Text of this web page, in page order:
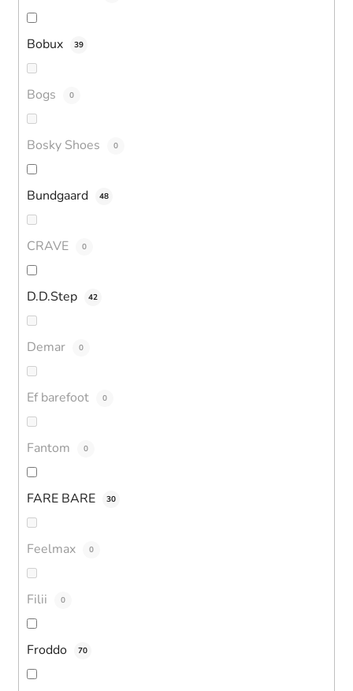
Bobux 39
Bogs 0
Bosky Shoes 0
Bundgaard 48
CRAVE 0
D.D.Step 42
Demar 0
Ef barefoot 0
Fantom 0
FARE BARE 30
Feelmax 0
Filii 0
Froddo 70